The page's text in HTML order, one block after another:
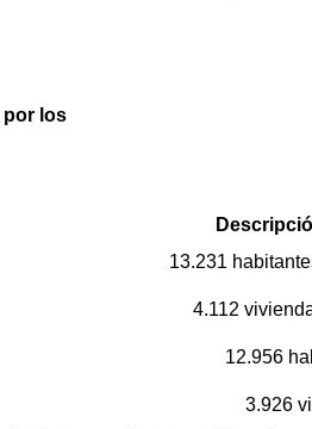
por los
13.231
4.112
12.956
3.926